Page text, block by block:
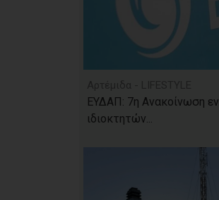
ΕΥΔΑΠ: 7η Ανακοίνωση
ιδιοκτητών...